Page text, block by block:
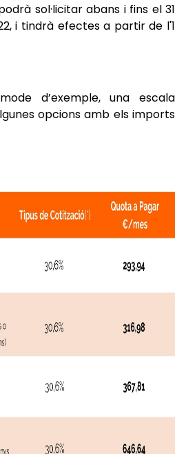
sol·licitar abans i fins el 31
i tindrà efectes a partir de l'1
d’exemple, una escala
opcions amb els imports